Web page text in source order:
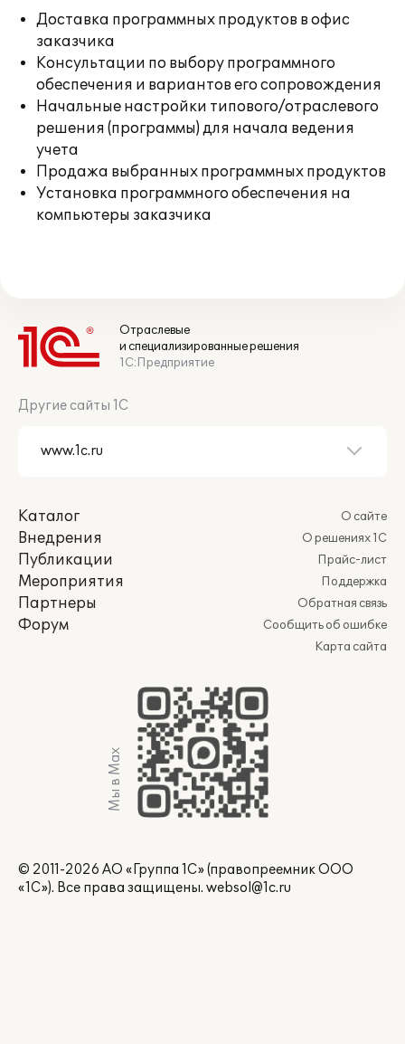
Доставка программных продуктов в офис
заказчика
Консультации по выбору программного
обеспечения и вариантов его сопровождения
Начальные настройки типового/отраслевого
решения (программы) для начала ведения
учета
Продажа выбранных программных продуктов
Установка программного обеспечения на
компьютеры заказчика
Отраслевые
и специализированные решения
1С:Предприятие
Другие сайты 1С
Каталог
Внедрения
Публикации
Мероприятия
Партнеры
Форум
О сайте
О решениях 1С
Прайс-лист
Поддержка
Обратная связь
Сообщить об ошибке
Карта сайта
Мы в Max
© 2011-2026 АО «Группа 1С» (правопреемник ООО
«1С»). Все права защищены. websol@1c.ru